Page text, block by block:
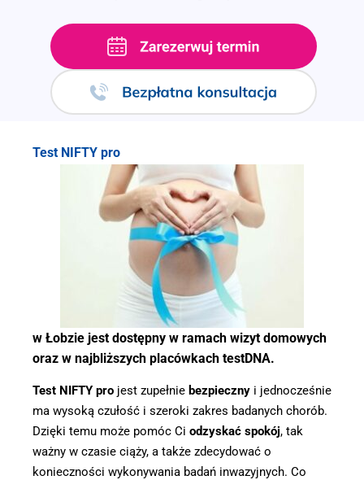
Test NIFTY pro
w Łobzie jest dostępny w ramach wizyt domowych
oraz w najbliższych placówkach testDNA.
Test NIFTY pro jest zupełnie bezpieczny i jednocześnie
ma wysoką czułość i szeroki zakres badanych chorób.
Dzięki temu może pomóc Ci odzyskać spokój, tak
ważny w czasie ciąży, a także zdecydować o
konieczności wykonywania badań inwazyjnych. Co